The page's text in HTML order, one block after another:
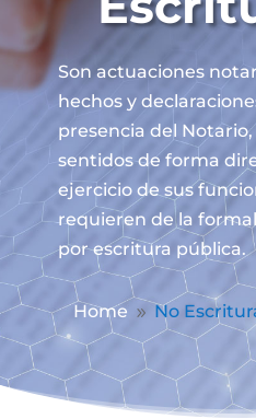
Son actuaciones
hechos y
presencia del
sentidos de forma
ejercicio de sus
requieren de la
por escritura pública.
Home 9 No